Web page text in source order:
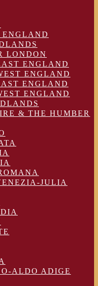
ENGLAND
LONDON
ENGLAND
ENGLAND
ENGLAND
ENGLAND
& THE HUMBER
JULIA
ALDO ADIGE